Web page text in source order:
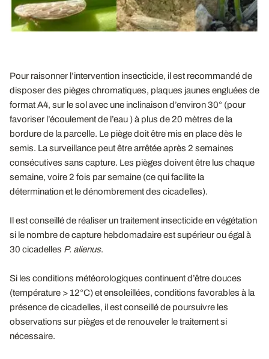
Pour raisonner l’intervention insecticide, il est recommandé de
disposer des pièges chromatiques, plaques jaunes engluées de
format A4, sur le sol avec une inclinaison d’environ 30° (pour
favoriser l’écoulement de l’eau ) à plus de 20 mètres de la
bordure de la parcelle. Le piège doit être mis en place dès le
semis. La surveillance peut être arrêtée après 2 semaines
consécutives sans capture. Les pièges doivent être lus chaque
semaine, voire 2 fois par semaine (ce qui facilite la
détermination et le dénombrement des cicadelles).
Il est conseillé de réaliser un traitement insecticide en végétation
si le nombre de capture hebdomadaire est supérieur ou égal à
30 cicadelles P. alienus.
Si les conditions météorologiques continuent d’être douces
(température > 12°C) et ensoleillées, conditions favorables à la
présence de cicadelles, il est conseillé de poursuivre les
observations sur pièges et de renouveler le traitement si
nécessaire.